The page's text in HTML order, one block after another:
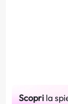
Scopri la